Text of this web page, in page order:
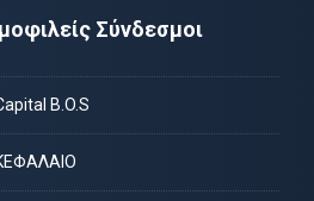
Σύνδεσμοι
B.O.S